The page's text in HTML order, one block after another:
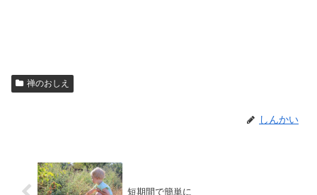
禅のおしえ
しんかい
短期間で簡単に